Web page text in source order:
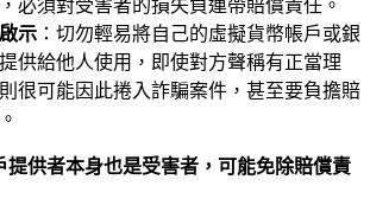
必須對受害者的損失負連帶賠償責任。
示 ：切勿輕易將自己的虛擬貨幣帳戶或銀
供給他人使用，即使對方聲稱有正當理
很可能因此捲入詐騙案件，甚至要負擔賠
提供者本身也是受害者，可能免除賠償責